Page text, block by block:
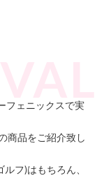
フェニックスで実
商品をご紹介致し
フ)はもちろん、